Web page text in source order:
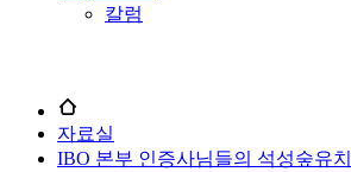
칼럼
자료실
IBO 본부 인증사님들의 석성숲유